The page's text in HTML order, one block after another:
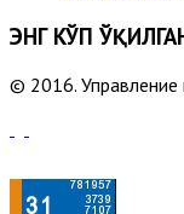
ЭНГ КЎП
© 2016. Управление